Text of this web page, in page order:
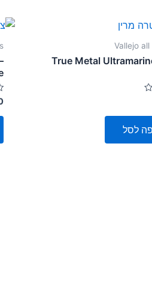
Vallejo
True Metal
לסל
0